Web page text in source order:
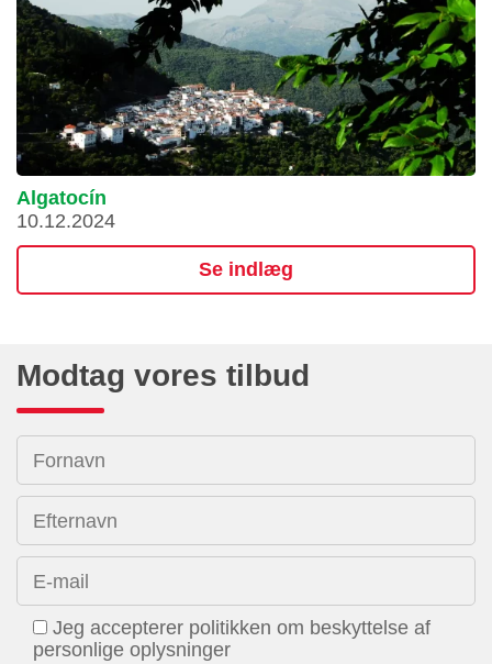
Algatocín
10.12.2024
Se indlæg
Modtag vores tilbud
Fornavn
Efternavn
E-mail
Jeg accepterer politikken om beskyttelse af
personlige oplysninger